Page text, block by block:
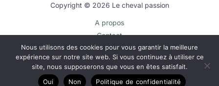
Copyright © 2026 Le cheval passion
A propos
Contact
Plan du site
Mentions légales
Politique de confidentialité
Nous utilisons des cookies pour vous garantir la meilleure
expérience sur notre site web. Si vous continuez à utiliser ce
site, nous supposerons que vous en êtes satisfait.
Oui
Non Politique de confidentialité